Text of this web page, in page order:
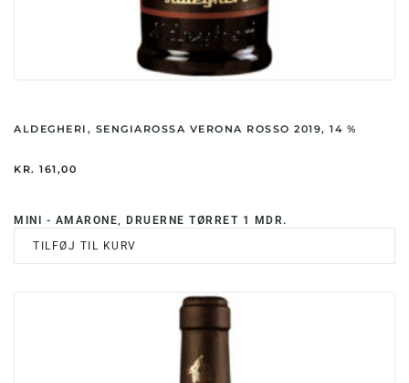
ALDEGHERI, SENGIAROSSA VERONA ROSSO 2019, 14 %
KR. 161,00
MINI - AMARONE, DRUERNE TØRRET 1 MDR.
TILFØJ TIL KURV